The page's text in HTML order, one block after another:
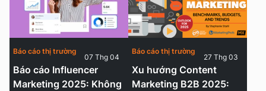
Báo cáo Influencer
Marketing 2025: Không
Báo cáo thị trường
07 Thg 04
Xu hướng Content
Marketing B2B 2025:
Báo cáo thị trường
27 Thg 03